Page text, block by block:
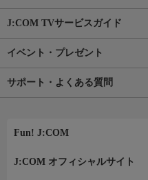
J:COM TVサービスガイド
イベント・プレゼント
サポート・よくある質問
Fun! J:COM
J:COM オフィシャルサイト